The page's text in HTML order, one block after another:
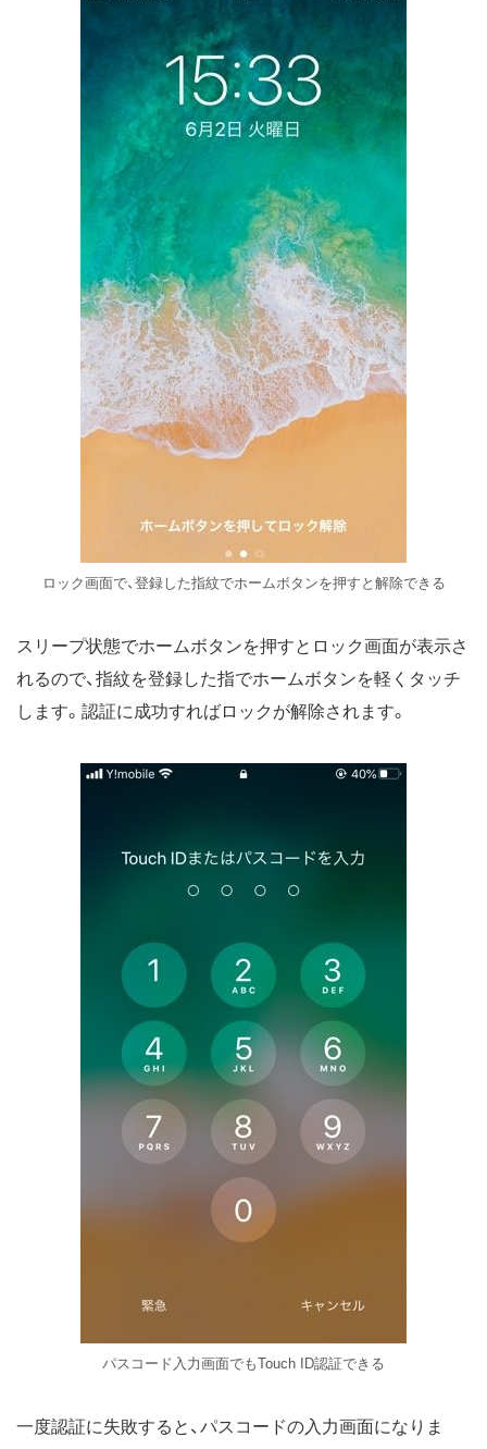
ロック画面で、登録した指紋でホームボタンを押すと解除できる
スリープ状態でホームボタンを押すとロック画面が表示さ
れるので、指紋を登録した指でホームボタンを軽くタッチ
します。認証に成功すればロックが解除されます。
パスコード入力画面でもTouch ID認証できる
一度認証に失敗すると、パスコードの入力画面になりま